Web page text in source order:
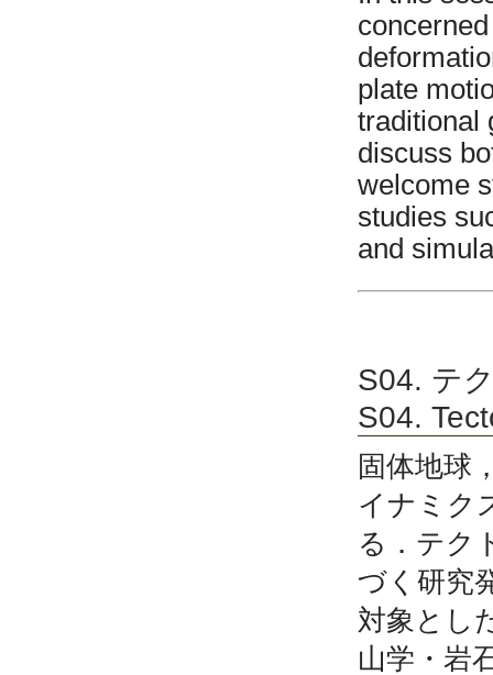
plate
traditional
discuss
welcome
studies
and
S04. テ
S04.
固体地球
イナミク
る．テク
づく研究
対象とし
山学・岩